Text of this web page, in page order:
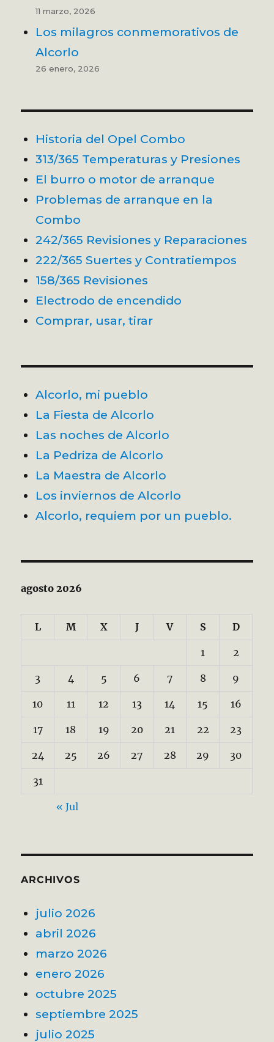
11 marzo, 2026
Los milagros conmemorativos de
Alcorlo
26 enero, 2026
Historia del Opel Combo
313/365 Temperaturas y Presiones
El burro o motor de arranque
Problemas de arranque en la
Combo
242/365 Revisiones y Reparaciones
222/365 Suertes y Contratiempos
158/365 Revisiones
Electrodo de encendido
Comprar, usar, tirar
Alcorlo, mi pueblo
La Fiesta de Alcorlo
Las noches de Alcorlo
La Pedriza de Alcorlo
La Maestra de Alcorlo
Los inviernos de Alcorlo
Alcorlo, requiem por un pueblo.
agosto 2026
L M X J V S D
1 2
3 4 5 6 7 8 9
10 11 12 13 14 15 16
17 18 19 20 21 22 23
24 25 26 27 28 29 30
31
« Jul
ARCHIVOS
julio 2026
abril 2026
marzo 2026
enero 2026
octubre 2025
septiembre 2025
julio 2025